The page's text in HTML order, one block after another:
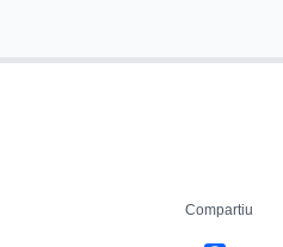
Compartiu